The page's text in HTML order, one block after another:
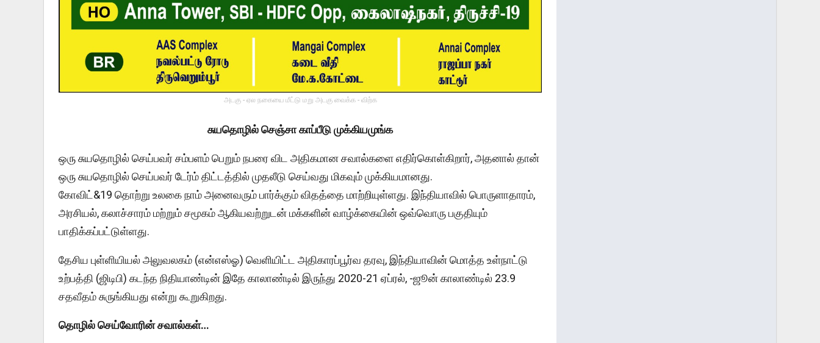
அடகு - ஏல நகையை மீட்டு மறு அடகு வைக்க - விற்க
சுயதொழில் செஞ்சா காப்பீடு முக்கியமுங்க
ஒரு சுயதொழில் செய்பவர் சம்பளம் பெறும் நபரை விட அதிகமான சவால்களை எதிர்கொள்கிறார், அதனால் தான்
ஒரு சுயதொழில் செய்பவர் டேர்ம் திட்டத்தில் முதலீடு செய்வது மிகவும் முக்கியமானது.
கோவிட்&19 தொற்று உலகை நாம் அனைவரும் பார்க்கும் விதத்தை மாற்றியுள்ளது. இந்தியாவில் பொருளாதாரம்,
அரசியல், கலாச்சாரம் மற்றும் சமூகம் ஆகியவற்றுடன் மக்களின் வாழ்க்கையின் ஒவ்வொரு பகுதியும்
பாதிக்கப்பட்டுள்ளது.
தேசிய புள்ளியியல் அலுவலகம் (என்எஸ்ஓ) வெளியிட்ட அதிகாரப்பூர்வ தரவு, இந்தியாவின் மொத்த உள்நாட்டு
உற்பத்தி (ஜிடிபி) கடந்த நிதியாண்டின் இதே காலாண்டில் இருந்து 2020-21 ஏப்ரல், -ஜூன் காலாண்டில் 23.9
சதவீதம் சுருங்கியது என்று கூறுகிறது.
தொழில் செய்வோரின் சவால்கள்…